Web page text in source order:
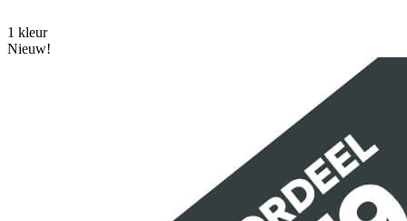
1 kleur
Nieuw!